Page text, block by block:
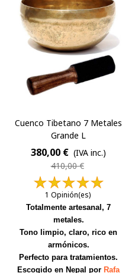
Cuenco Tibetano 7 Metales
Grande L
380,00 € (IVA inc.)
410,00 €
1 Opinión(es)
Totalmente artesanal, 7
metales.
Tono limpio, claro, rico en
armónicos.
Perfecto para tratamientos.
Escogido en Nepal por Rafa